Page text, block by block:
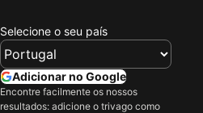
Scorpios Apartments
The Springfield Corner Apartments By Konnect
Holiday Home Matthäus
Selecione o seu país
Adicionar no Google
Encontre facilmente os nossos
resultados: adicione o trivago como